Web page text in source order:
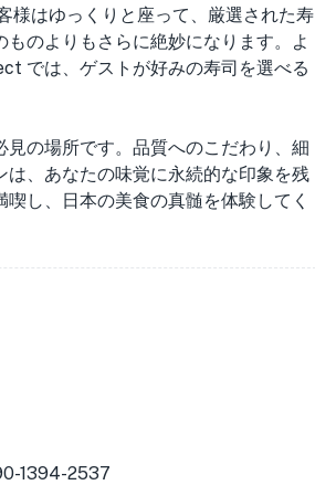
様はゆっくりと座って、厳選された寿
のよりもさらに絶妙になります。よ
では、ゲストが好みの寿司を選べる
の場所です。品質へのこだわり、細
、あなたの味覚に永続的な印象を残
し、日本の美食の真髄を体験してく
1394-2537